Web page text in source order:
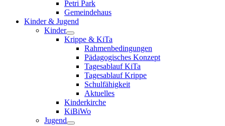
Petri Park
Gemeindehaus
Kinder & Jugend
Kinder
Krippe & KiTa
Rahmenbedingungen
Pädagogisches Konzept
Tagesablauf KiTa
Tagesablauf Krippe
Schulfähigkeit
Aktuelles
Kinderkirche
KiBiWo
Jugend